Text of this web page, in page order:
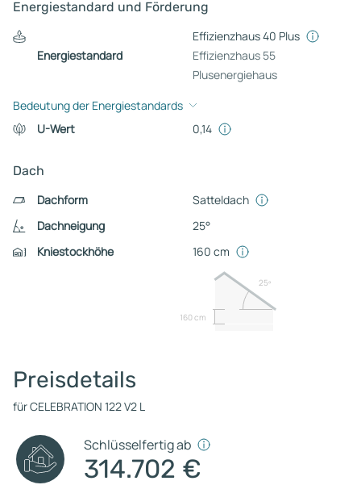
Energiestandard und Förderung
Energiestandard
Effizienzhaus 40 Plus
Effizienzhaus 55
Plusenergiehaus
Bedeutung der Energiestandards
U-Wert
0,14
Dach
Dachform
Satteldach
Dachneigung
25°
Kniestockhöhe
160 cm
160 cm
25º
Preisdetails
für CELEBRATION 122 V2 L
Schlüsselfertig ab
314.702 €